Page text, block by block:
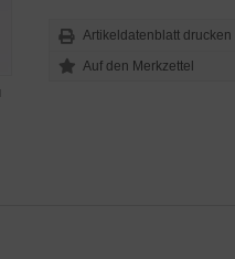
Artikeldatenblatt drucken